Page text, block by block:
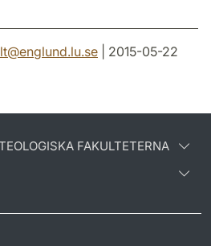
@englund.lu.se | 2015-05-22
FAKULTETERNA